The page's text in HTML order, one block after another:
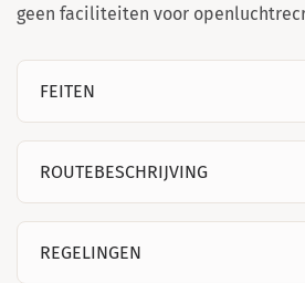
geen faciliteiten voor
FEITEN
ROUTEBESCHRIJVING
REGELINGEN